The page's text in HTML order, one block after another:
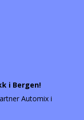
i Bergen!
Automix i